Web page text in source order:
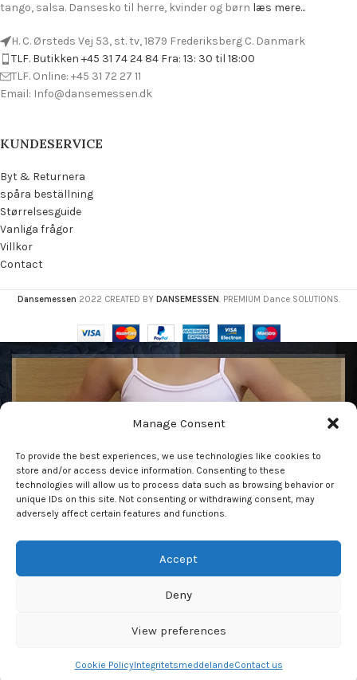
Manage Consent
To provide the best experiences, we use technologies like cookies to
store and/or access device information. Consenting to these
technologies will allow us to process data such as browsing behavior or
unique IDs on this site. Not consenting or withdrawing consent, may
adversely affect certain features and functions.
Accept
Deny
View preferences
Cookie PolicyIntegritetsmeddelandeContact us
tango, salsa. Dansesko til herre, kvinder og børn læs mere...
H. C. Ørsteds Vej 53, st. tv, 1879 Frederiksberg C. Danmark
TLF. Butikken +45 31 74 24 84 Fra: 13: 30 til 18:00
TLF. Online: +45 31 72 27 11
Email: Info@dansemessen.dk
KUNDESERVICE
Byt & Returnera
spåra beställning
Størrelsesguide
Vanliga frågor
Villkor
Contact
Dansemessen 2022 CREATED BY DANSEMESSEN. PREMIUM Dance SOLUTIONS.
Få vår nyhetsbrev
Var den första att se våra senaste trender och få
exklusiva erbjudanden
Kommer att användas i enlighet med vår
We use cookies to improve your experience on our website.